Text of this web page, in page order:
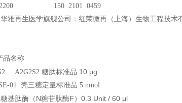
2200 150 2101 0459
雅再生医学旗舰公司：红荣微再（上海）生物工程技术
名称
A2G2S2 糖肽标准品 10 μg
01 壳三糖定量标准品 5 nmol
糖基肽酶（N糖苷肽酶F）0.3 Unit / 60 μl